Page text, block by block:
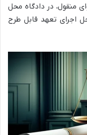
منقول، در دادگاه محل
اجرای تعهد قابل طرح